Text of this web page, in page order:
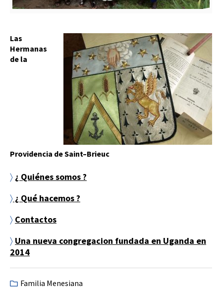
Las
Hermanas
de la
Providencia de Saint–Brieuc
〉 ¿ Quiénes somos ?
〉 ¿ Qué hacemos ?
〉 Contactos
〉 Una nueva congregacion fundada en Uganda en
2014
Familia Menesiana